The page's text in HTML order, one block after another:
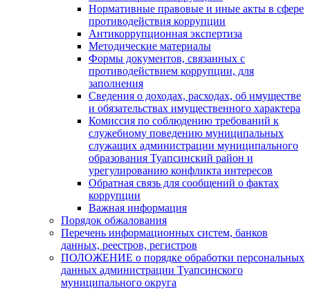
Нормативные правовые и иные акты в сфере
противодействия коррупции
Антикоррупционная экспертиза
Методические материалы
Формы документов, связанных с
противодействием коррупции, для
заполнения
Сведения о доходах, расходах, об имуществе
и обязательствах имущественного характера
Комиссия по соблюдению требований к
служебному поведению муниципальных
служащих администрации муниципального
образования Туапсинский район и
урегулированию конфликта интересов
Обратная связь для сообщений о фактах
коррупции
Важная информация
Порядок обжалования
Перечень информационных систем, банков
данных, реестров, регистров
ПОЛОЖЕНИЕ о порядке обработки персональных
данных администрации Туапсинского
муниципального округа